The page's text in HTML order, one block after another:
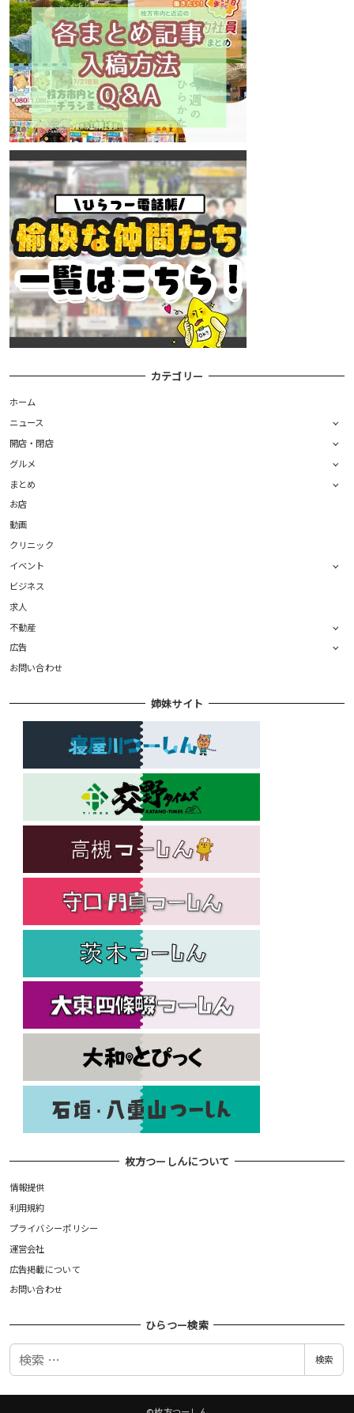
カテゴリー
ホーム
ニュース
開店・閉店
グルメ
まとめ
お店
動画
クリニック
イベント
ビジネス
求人
不動産
広告
お問い合わせ
姉妹サイト
枚方つーしんについて
情報提供
利用規約
プライバシーポリシー
運営会社
広告掲載について
お問い合わせ
ひらつー検索
検
検索